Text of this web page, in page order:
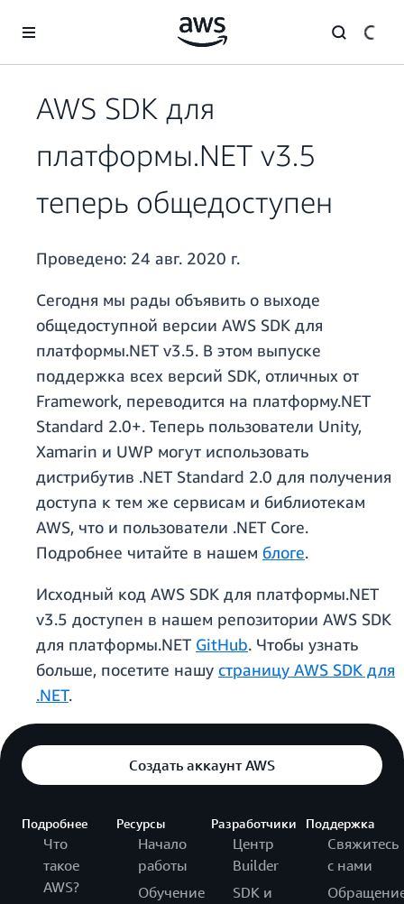
Перейти к главному контенту
AWS SDK для
платформы.NET v3.5
теперь общедоступен
Проведено: 24 авг. 2020 г.
Сегодня мы рады объявить о выходе
общедоступной версии AWS SDK для
платформы.NET v3.5. В этом выпуске
поддержка всех версий SDK, отличных от
Framework, переводится на платформу.NET
Standard 2.0+. Теперь пользователи Unity,
Xamarin и UWP могут использовать
дистрибутив .NET Standard 2.0 для получения
доступа к тем же сервисам и библиотекам
AWS, что и пользователи .NET Core.
Подробнее читайте в нашем блоге.
Исходный код AWS SDK для платформы.NET
v3.5 доступен в нашем репозитории AWS SDK
для платформы.NET GitHub. Чтобы узнать
больше, посетите нашу страницу AWS SDK для
.NET.
Создать аккаунт AWS
Подробнее
Что
такое
AWS?
Ресурсы
Начало
работы
Обучение
Разработчики
Центр
Builder
SDK и
Поддержка
Свяжитесь
с нами